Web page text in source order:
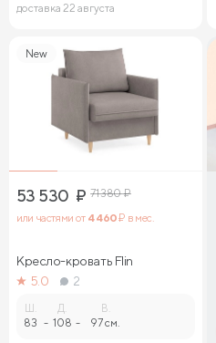
доставка 22 августа
New
53 530 ₽ 71 380₽
или частями от 4 460₽ в мес.
Кресло-кровать Flin
5.0
2
83 -
Д.
108 -
В.
97 см.